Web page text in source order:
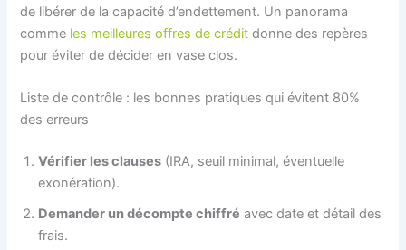
de libérer de la capacité d’endettement. Un panorama
comme les meilleures offres de crédit donne des repères
pour éviter de décider en vase clos.
Liste de contrôle : les bonnes pratiques qui évitent 80%
des erreurs
Vérifier les clauses (IRA, seuil minimal, éventuelle
exonération).
Demander un décompte chiffré avec date et détail des
frais.